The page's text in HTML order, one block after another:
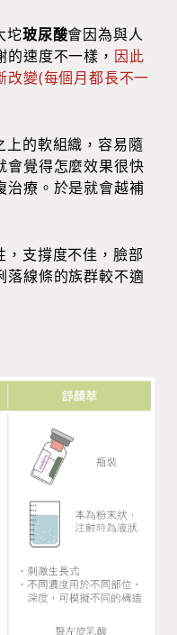
坨玻尿酸會因為與人
速度不一樣， 因此
改變(每個月都長不一
上的軟組織，容易隨
會覺得怎麼效果很快
治療。於是就會越補
，支撐度不佳，臉部
落線條的族群較不適